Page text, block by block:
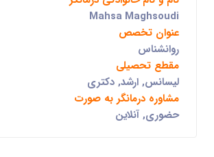
Mahsa Maghsoudi
عنوان تخصص
روانشناس
مقطع تحصیلی
لیسانس, ارشد, دکتری
مشاوره درمانگر به صورت
حضوری, آنلاین